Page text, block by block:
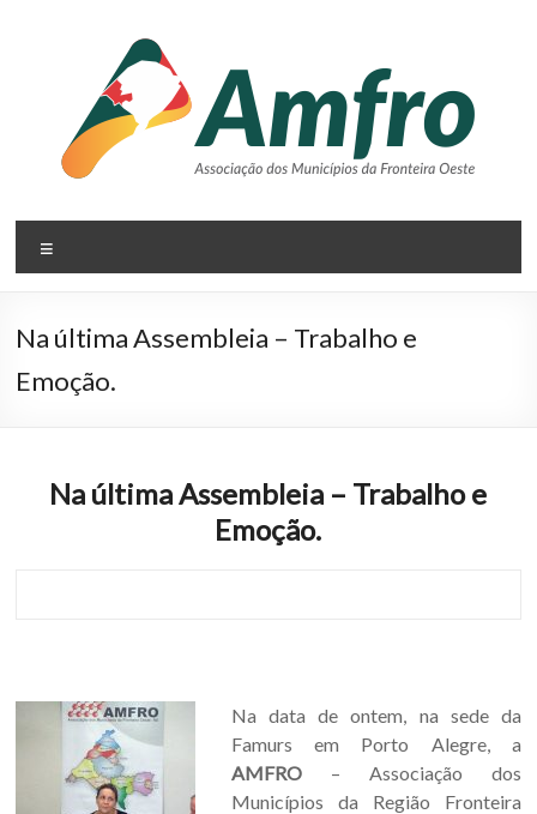
AMFRO
–
Associação
dos
Municípios
Fronteira
Associação
Municípios
Na última Assembleia – Trabalho e
Emoção.
Na última Assembleia – Trabalho e
Emoção.
Na data de ontem, na sede da
Famurs em Porto Alegre, a
AMFRO – Associação dos
Municípios da Região Fronteira